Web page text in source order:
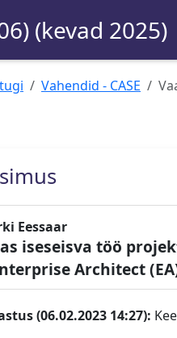
(kevad 2025)
Vahendid - CASE
Eessaar
iseseisva töö
Architect
(06.02.2023 14:27):